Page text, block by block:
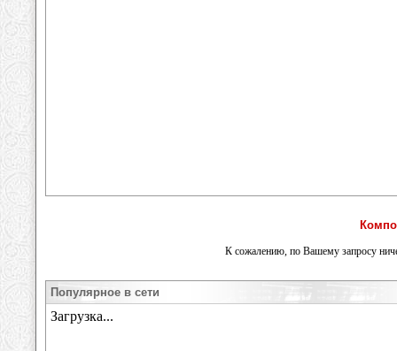
К сожалению, по Вашему запросу
Популярное в сети